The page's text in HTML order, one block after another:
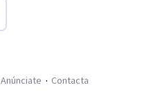
Anúnciate Contacta